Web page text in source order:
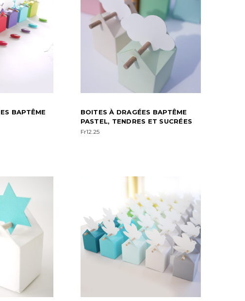
BAPTÊME
BOITES À DRAGÉES BAPTÊME
PASTEL, TENDRES ET SUCRÉES
Fr12.25